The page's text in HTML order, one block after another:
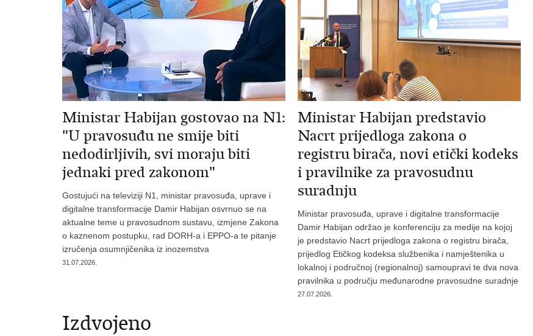
Ministar Habijan gostovao na N1:
"U pravosuđu ne smije biti
nedodirljivih, svi moraju biti
jednaki pred zakonom"
Gostujući na televiziji N1, ministar pravosuđa, uprave i
digitalne transformacije Damir Habijan osvrnuo se na
aktualne teme u pravosudnom sustavu, izmjene Zakona
o kaznenom postupku, rad DORH-a i EPPO-a te pitanje
izručenja osumnjičenika iz inozemstva
31.07.2026.
Ministar Habijan predstavio
Nacrt prijedloga zakona o
registru birača, novi etički kodeks
i pravilnike za pravosudnu
suradnju
Ministar pravosuđa, uprave i digitalne transformacije
Damir Habijan održao je konferenciju za medije na kojoj
je predstavio Nacrt prijedloga zakona o registru birača,
prijedlog Etičkog kodeksa službenika i namještenika u
lokalnoj i područnoj (regionalnoj) samoupravi te dva nova
pravilnika u području međunarodne pravosudne suradnje
27.07.2026.
Izdvojeno